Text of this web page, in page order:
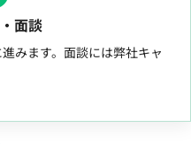
面談
みます。面談には弊社キャ